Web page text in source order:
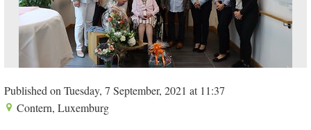
Published on Tuesday, 7 September, 2021 at 11:37
Contern, Luxemburg